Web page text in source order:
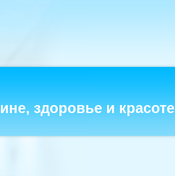
здоровье и красоте